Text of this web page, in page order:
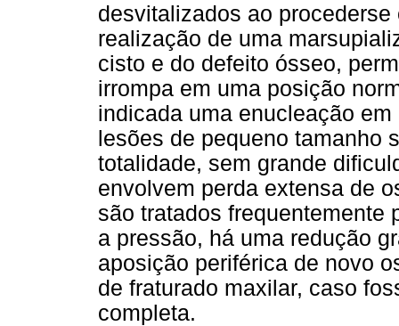
desvitalizados ao
realização de uma
cisto e do defeito ósseo,
irrompa em uma posição
indicada uma enucleação
lesões de pequeno tamanho
totalidade, sem grande
envolvem perda extensa de
são tratados frequentemente
a pressão, há uma redução
aposição periférica de novo
de fraturado maxilar, caso
completa.